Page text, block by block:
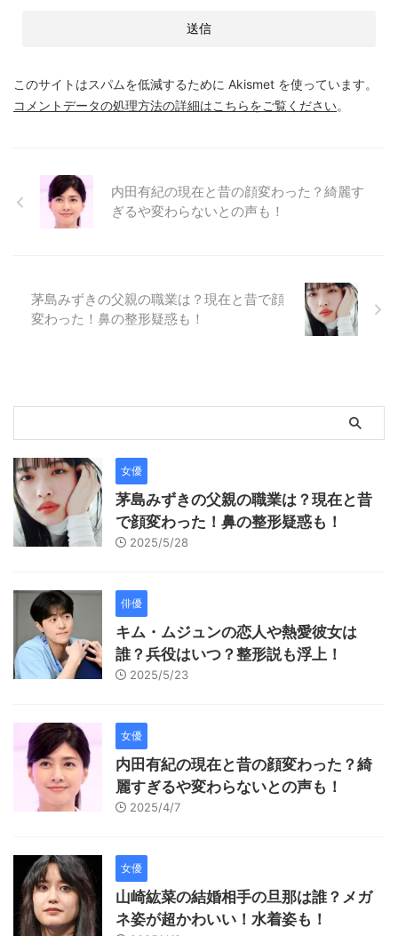
このサイトはスパムを低減するために Akismet を使っています。
コメントデータの処理方法の詳細はこちらをご覧ください。
内田有紀の現在と昔の顔変わった？綺麗す
ぎるや変わらないとの声も！
茅島みずきの父親の職業は？現在と昔で顔
変わった！鼻の整形疑惑も！
女優
茅島みずきの父親の職業は？現在と昔
で顔変わった！鼻の整形疑惑も！
2025/5/28
俳優
キム・ムジュンの恋人や熱愛彼女は
誰？兵役はいつ？整形説も浮上！
2025/5/23
女優
内田有紀の現在と昔の顔変わった？綺
麗すぎるや変わらないとの声も！
2025/4/7
女優
山崎紘菜の結婚相手の旦那は誰？メガ
ネ姿が超かわいい！水着姿も！